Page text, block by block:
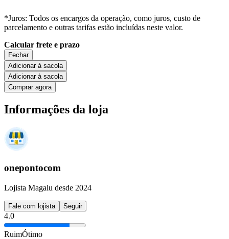
*Juros: Todos os encargos da operação, como juros, custo de
parcelamento e outras tarifas estão incluídas neste valor.
Calcular frete e prazo
Fechar
Adicionar à sacola
Adicionar à sacola
Comprar agora
Informações da loja
onepontocom
Lojista Magalu desde 2024
Fale com lojista Seguir
4.0
RuimÓtimo